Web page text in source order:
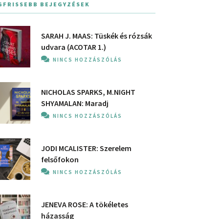
BEJEGYZÉSEK
SARAH J. MAAS: Tüskék és rózsák
udvara (ACOTAR 1.)
NINCS HOZZÁSZÓLÁS
NICHOLAS SPARKS, M.NIGHT
SHYAMALAN: Maradj
NINCS HOZZÁSZÓLÁS
JODI MCALISTER: Szerelem
felsőfokon
NINCS HOZZÁSZÓLÁS
JENEVA ROSE: A ​tökéletes
házasság